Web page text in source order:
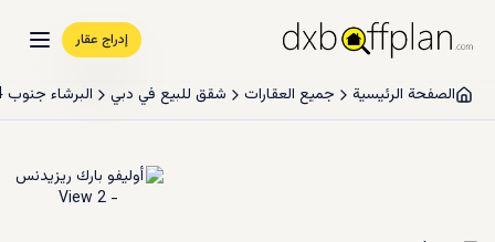
إدراج عقار
الصفحة الرئيسية جميع العقارات شقق للبيع في دبي البرشاء جنوب 4